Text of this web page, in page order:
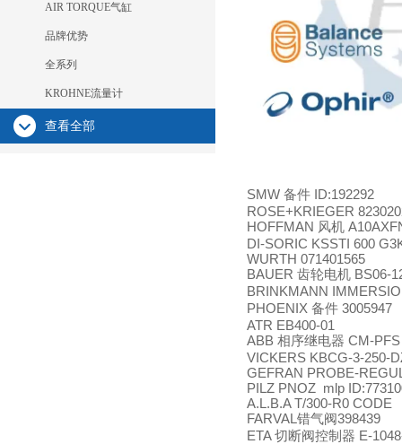
AIR TORQUE气缸
品牌优势
全系列
KROHNE流量计
查看全部
SMW 备件 ID:192292
ROSE+KRIEGER
HOFFMAN 风机
DI-SORIC KSSTI 600
WURTH 071401565
BAUER 齿轮电机 BS06-
BRINKMANN
PHOENIX 备件 3005947
ATR EB400-01
ABB 相序继电器 CM-
VICKERS KBCG-3-250-
GEFRAN PROBE-
PILZ PNOZ mlp
A.L.B.A T/300-R0 CODE
FARVAL 错气阀398439
ETA切断阀控制器 E-